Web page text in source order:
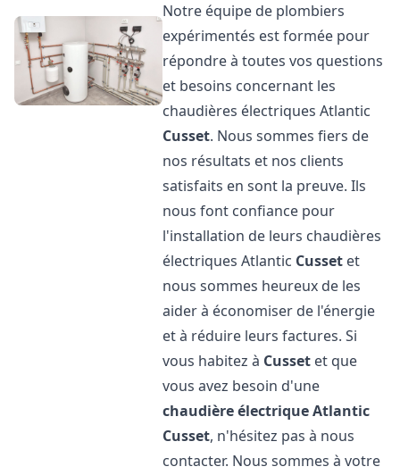
Notre équipe de plombiers
expérimentés est formée pour
répondre à toutes vos questions
et besoins concernant les
chaudières électriques Atlantic
Cusset. Nous sommes fiers de
nos résultats et nos clients
satisfaits en sont la preuve. Ils
nous font confiance pour
l'installation de leurs chaudières
électriques Atlantic Cusset et
nous sommes heureux de les
aider à économiser de l'énergie
et à réduire leurs factures. Si
vous habitez à Cusset et que
vous avez besoin d'une
chaudière électrique Atlantic
Cusset, n'hésitez pas à nous
contacter. Nous sommes à votre